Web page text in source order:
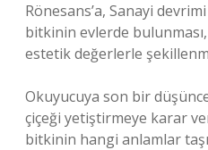
Rönesans’a, Sanayi
bitkinin evlerde
estetik değerlerle
Okuyucuya son bir
çiçeği yetiştirmeye karar
bitkinin hangi anlamlar